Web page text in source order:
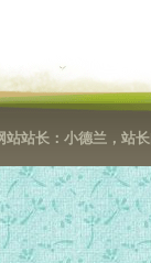
站长：小德兰，